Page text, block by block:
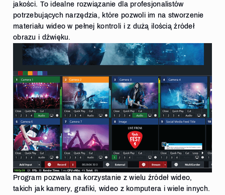
jakości. To idealne rozwiązanie dla profesjonalistów
potrzebujących narzędzia, które pozwoli im na stworzenie
materiału wideo w pełnej kontroli i z dużą ilością źródeł
obrazu i dźwięku.
Program pozwala na korzystanie z wielu źródeł wideo,
takich jak kamery, grafiki, wideo z komputera i wiele innych.